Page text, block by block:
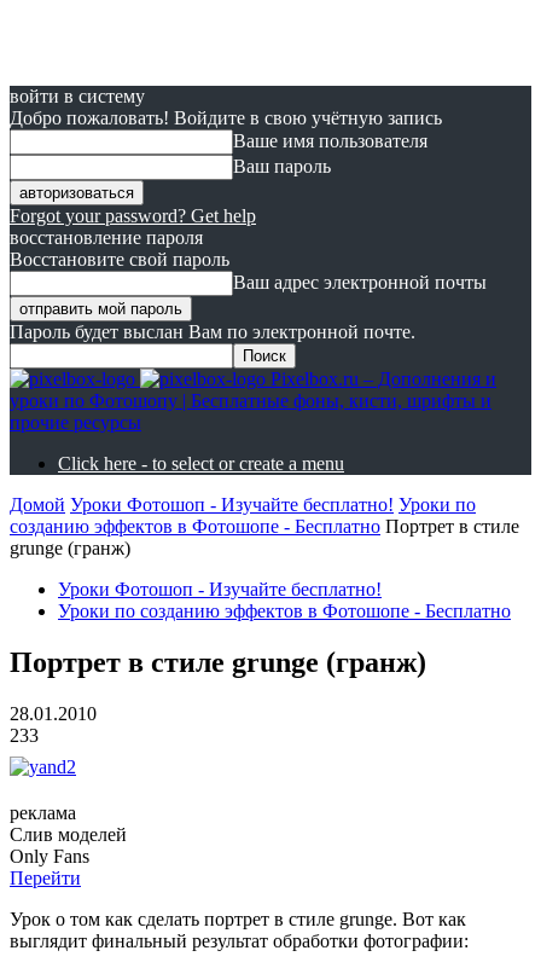
войти в систему
Добро пожаловать! Войдите в свою учётную запись
Ваше имя пользователя
Ваш пароль
Forgot your password? Get help
восстановление пароля
Восстановите свой пароль
Ваш адрес электронной почты
Пароль будет выслан Вам по электронной почте.
Pixelbox.ru – Дополнения и
уроки по Фотошопу | Бесплатные фоны, кисти, шрифты и
прочие ресурсы
Click here - to select or create a menu
Домой Уроки Фотошоп - Изучайте бесплатно! Уроки по
созданию эффектов в Фотошопе - Бесплатно Портрет в стиле
grunge (гранж)
Уроки Фотошоп - Изучайте бесплатно!
Уроки по созданию эффектов в Фотошопе - Бесплатно
Портрет в стиле grunge (гранж)
28.01.2010
233
реклама
Слив моделей
Only Fans
Перейти
Урок о том как сделать портрет в стиле grunge. Вот как
выглядит финальный результат обработки фотографии: